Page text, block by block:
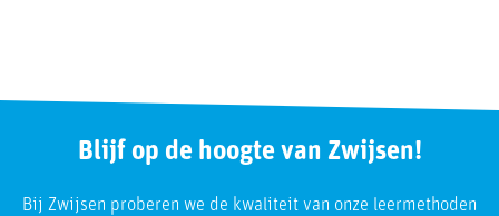
Blijf op de hoogte van Zwijsen!
Bij Zwijsen proberen we de kwaliteit van onze leermethoden